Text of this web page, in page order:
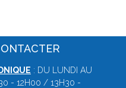
: DU LUNDI AU
- 12H00 / 13H30 -